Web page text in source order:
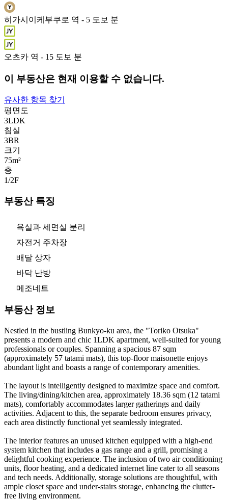
히가시이케부쿠로 역 - 5 도보 분
오츠카 역 - 15 도보 분
이 부동산은 현재 이용할 수 없습니다.
유사한 항목 찾기
평면도
3LDK
침실
3BR
크기
75m²
층
1/2F
부동산 특징
욕실과 세면실 분리
자전거 주차장
배달 상자
바닥 난방
메조네트
부동산 정보
Nestled in the bustling Bunkyo-ku area, the "Toriko Otsuka"
presents a modern and chic 1LDK apartment, well-suited for young
professionals or couples. Spanning a spacious 87 sqm
(approximately 57 tatami mats), this top-floor maisonette enjoys
abundant light and boasts a range of contemporary amenities.
The layout is intelligently designed to maximize space and comfort.
The living/dining/kitchen area, approximately 18.36 sqm (12 tatami
mats), comfortably accommodates larger gatherings and daily
activities. Adjacent to this, the separate bedroom ensures privacy,
each area distinctly functional yet seamlessly integrated.
The interior features an unused kitchen equipped with a high-end
system kitchen that includes a gas range and a grill, promising a
delightful cooking experience. The inclusion of two air conditioning
units, floor heating, and a dedicated internet line cater to all seasons
and tech needs. Additionally, storage solutions are thoughtful, with
ample closet space and under-stairs storage, enhancing the clutter-
free living environment.